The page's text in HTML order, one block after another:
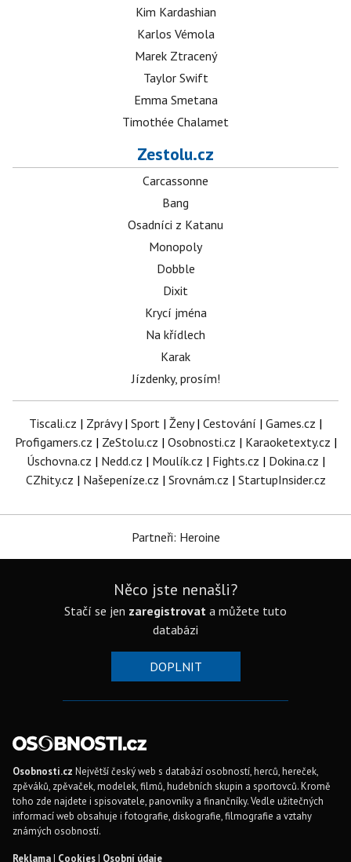
Kim Kardashian
Karlos Vémola
Marek Ztracený
Taylor Swift
Emma Smetana
Timothée Chalamet
Zestolu.cz
Carcassonne
Bang
Osadníci z Katanu
Monopoly
Dobble
Dixit
Krycí jména
Na křídlech
Karak
Jízdenky, prosím!
Tiscali.cz | Zprávy| Sport | Ženy| Cestování | Games.cz |
Profigamers.cz | ZeStolu.cz | Osobnosti.cz | Karaoketexty.cz |
Úschovna.cz | Nedd.cz | Moulík.cz | Fights.cz | Dokina.cz |
CZhity.cz | Našepeníze.cz | Srovnám.cz | StartupInsider.cz
Partneři: Heroine
Něco jste nenašli?
Stačí se jen zaregistrovat a můžete tuto
databázi
DOPLNIT
Osobnosti.cz Největší český web s databází osobností, herců, hereček,
zpěváků, zpěvaček, modelek, filmů, hudebních skupin a sportovců. Kromě
toho zde najdete i spisovatele, panovníky a finančníky. Vedle užitečných
informací web obsahuje i fotografie, diskografie, filmografie a vztahy
známých osobností.
Reklama| Cookies| Osobní údaje